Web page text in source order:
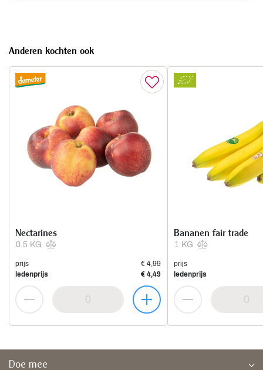
Anderen kochten ook
0.5 KG
Nectarines
prijs
€ 4,99
ledenprijs
€ 4,49
1 KG
Bananen fair trade
prijs
ledenprijs
Doe mee